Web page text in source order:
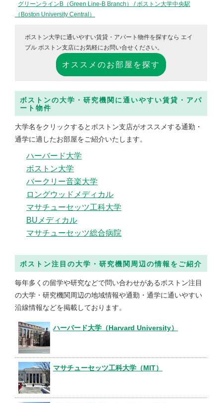
グリーンラインB（Green Line-B Branch） / ボストン大学中央駅
（Boston University Central）
オススメのお部屋を探す
ボストン大学に通いやすい賃貸・アパート物件を探すなら エイ
ブル ボストン支店にお気軽にお問い合せください。
ボストンの大学・研究機関に通いやすい賃貸・アパ
ート物件
大学名をクリックするとボストン支店がオススメする通勤・
通学に適したお部屋をご紹介いたします。
ハーバード大学
ボストン大学
バークリー音楽大学
ロングウッドメディカル
マサチューセッツ工科大学
BUメディカル
マサチューセッツ総合病院
ボストン注目の大学・研究機関周辺の情報をご紹介
毎年多くの留学や研究などで問い合わせがあるボストン注目
の大学・研究機関周辺の地域情報や通勤・通学に通いやすい
沿線情報などを掲載しております。
ハーバード大学（Harvard University）
マサチューセッツ工科大学（MIT）